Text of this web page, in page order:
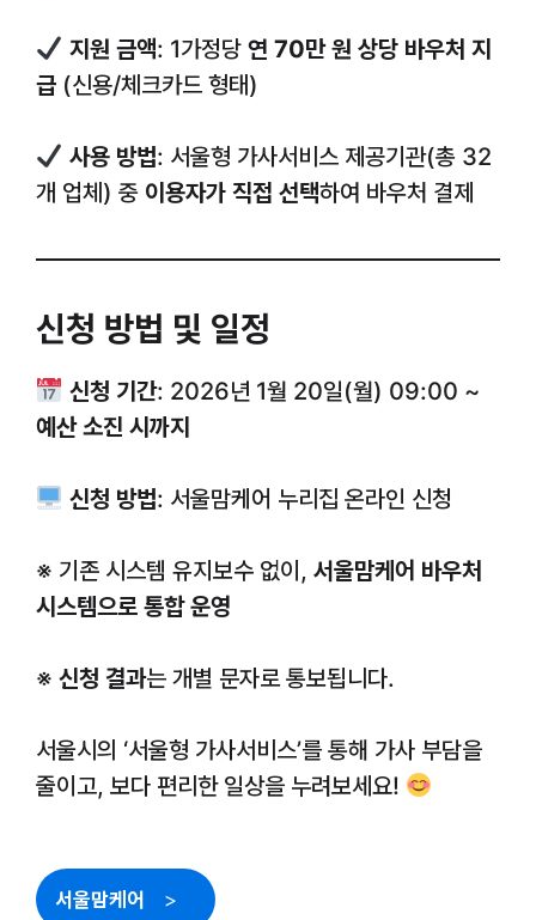
지원 금액: 1가정당 연 70만 원 상당 바우처 지
급 (신용/체크카드 형태)
사용 방법: 서울형 가사서비스 제공기관(총 32
개 업체) 중 이용자가 직접 선택하여 바우처 결제
신청 방법 및 일정
신청 기간: 2026년 1월 20일(월) 09:00 ~
예산 소진 시까지
신청 방법: 서울맘케어 누리집 온라인 신청
※ 기존 시스템 유지보수 없이, 서울맘케어 바우처
시스템으로 통합 운영
※ 신청 결과는 개별 문자로 통보됩니다.
서울시의 ‘서울형 가사서비스’를 통해 가사 부담을
줄이고, 보다 편리한 일상을 누려보세요!
서울맘케어